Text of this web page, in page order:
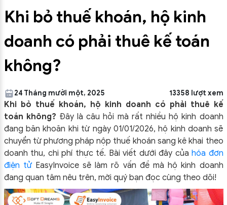
Khi bỏ thuế khoán, hộ kinh
doanh có phải thuê kế toán
không?
24 Tháng mười một, 2025 13358 lượt xem
Khi bỏ thuế khoán, hộ kinh doanh có phải thuê kế
toán không? Đây là câu hỏi mà rất nhiều hộ kinh doanh
đang băn khoăn khi từ ngày 01/01/2026, hộ kinh doanh sẽ
chuyển từ phương pháp nộp thuế khoán sang kê khai theo
doanh thu, chi phí thực tế. Bài viết dưới đây của hóa đơn
điện tửEasyInvoice sẽ làm rõ vấn đề mà hộ kinh doanh
đang quan tâm nêu trên, mời quý bạn đọc cùng theo dõi!